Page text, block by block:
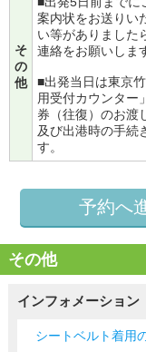
そ
の
他
案内状をお送りい
い等がありました
連絡をお願いしま
■出発当日は東京
用受付カウンター
券（往復）のお渡
及び出港時の手続
す。
予約へ
その他
インフォメーション
シートベルト着用